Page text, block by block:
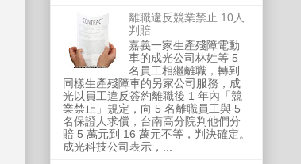
離職違反競業禁止 10人
判賠
嘉義一家生產殘障電動
車的成光公司林姓等 5
名員工相繼離職，轉到
同樣生產殘障車的另家公司服務，成
光以員工違反簽約離職後 1 年內「競
業禁止」規定，向 5 名離職員工與 5
名保證人求償，台南高分院判他們分
賠 5 萬元到 16 萬元不等，判決確定。
成光科技公司表示，...